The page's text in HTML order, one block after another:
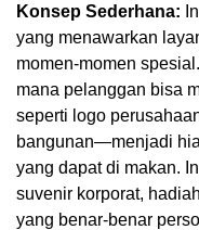
Konsep Sederhana:
yang menawarkan
momen-momen
mana pelanggan bisa
seperti logo
bangunan—menjadi
yang dapat di makan.
suvenir korporat,
yang benar-benar